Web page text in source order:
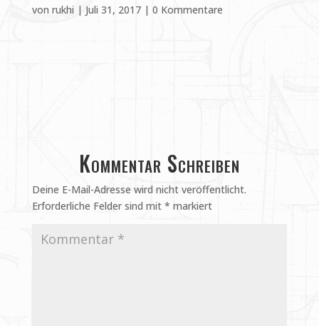
von rukhi| Juli 31, 2017| 0 Kommentare
Kommentar Schreiben
Deine E-Mail-Adresse wird nicht veröffentlicht.
Erforderliche Felder sind mit * markiert